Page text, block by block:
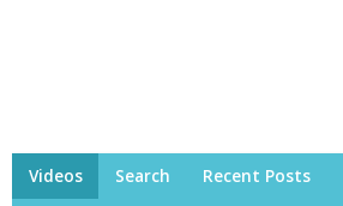
Videos Search Recent Posts